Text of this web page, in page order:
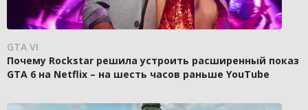
GTA VI
Почему Rockstar решила устроить расширенный показ
GTA 6 на Netflix – на шесть часов раньше YouTube